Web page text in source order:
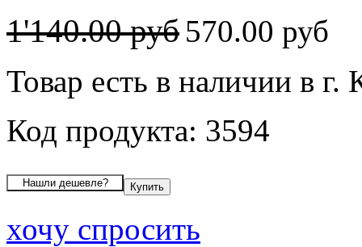
1'140.00 руб 570.00 руб
Товар есть в наличии в г.
Код продукта: 3594
хочу спросить